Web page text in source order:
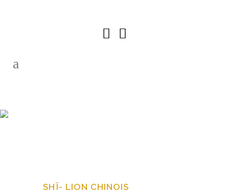
SHÏ- LION CHINOIS